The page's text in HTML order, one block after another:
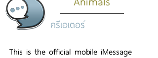
ครีเอเตอร์
This is the official mobile iMessage